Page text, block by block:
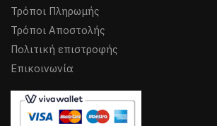
Τρόποι Πληρωμής
Τρόποι Aποστολής
Πολιτική επιστροφής
Επικοινωνία